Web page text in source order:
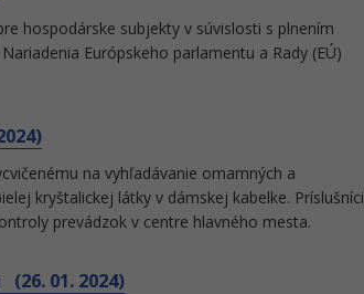
hospodárske subjekty v súvislosti s plnením
Európskeho parlamentu a Rady (EÚ)
na vyhľadávanie omamných a
kryštalickej látky v dámskej kabelke. Príslušníci
prevádzok v centre hlavného mesta.
01. 2024)